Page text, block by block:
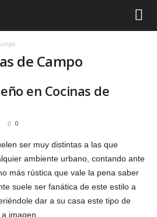
de Campo
en Cocinas de
0
ser muy distintas a las que
ambiente urbano, contando ante
más rústica que vale la pena saber
suele ser fanática de este estilo a
dar a su casa este tipo de
imagen.